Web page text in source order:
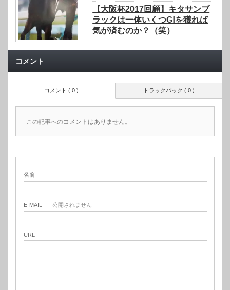
【大阪杯2017回顧】キタサンブ
ラックは一体いくつGⅠを獲れば
気が済むのか？（笑）
コメント
トラックバック ( 0 )
コメント ( 0 )
この記事へのコメントはありません。
名前
E-MAIL - 公開されません -
URL